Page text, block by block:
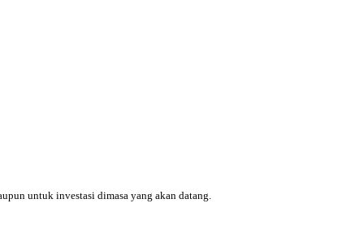
untuk investasi dimasa yang akan datang.